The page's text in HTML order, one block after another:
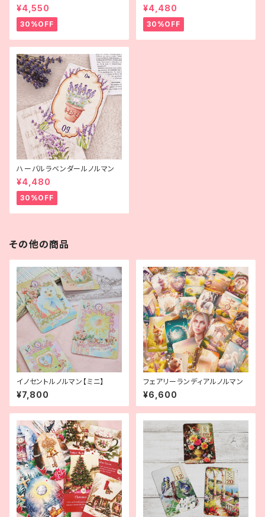
¥4,550
30%OFF
¥4,480
30%OFF
ハーバルラベンダールノルマン
¥4,480
30%OFF
その他の商品
イノセントルノルマン【ミニ】
¥7,800
フェアリーランディアルノルマン
¥6,600